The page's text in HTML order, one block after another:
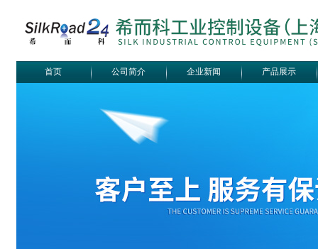
首页 公司简介 企业新闻 产品展示